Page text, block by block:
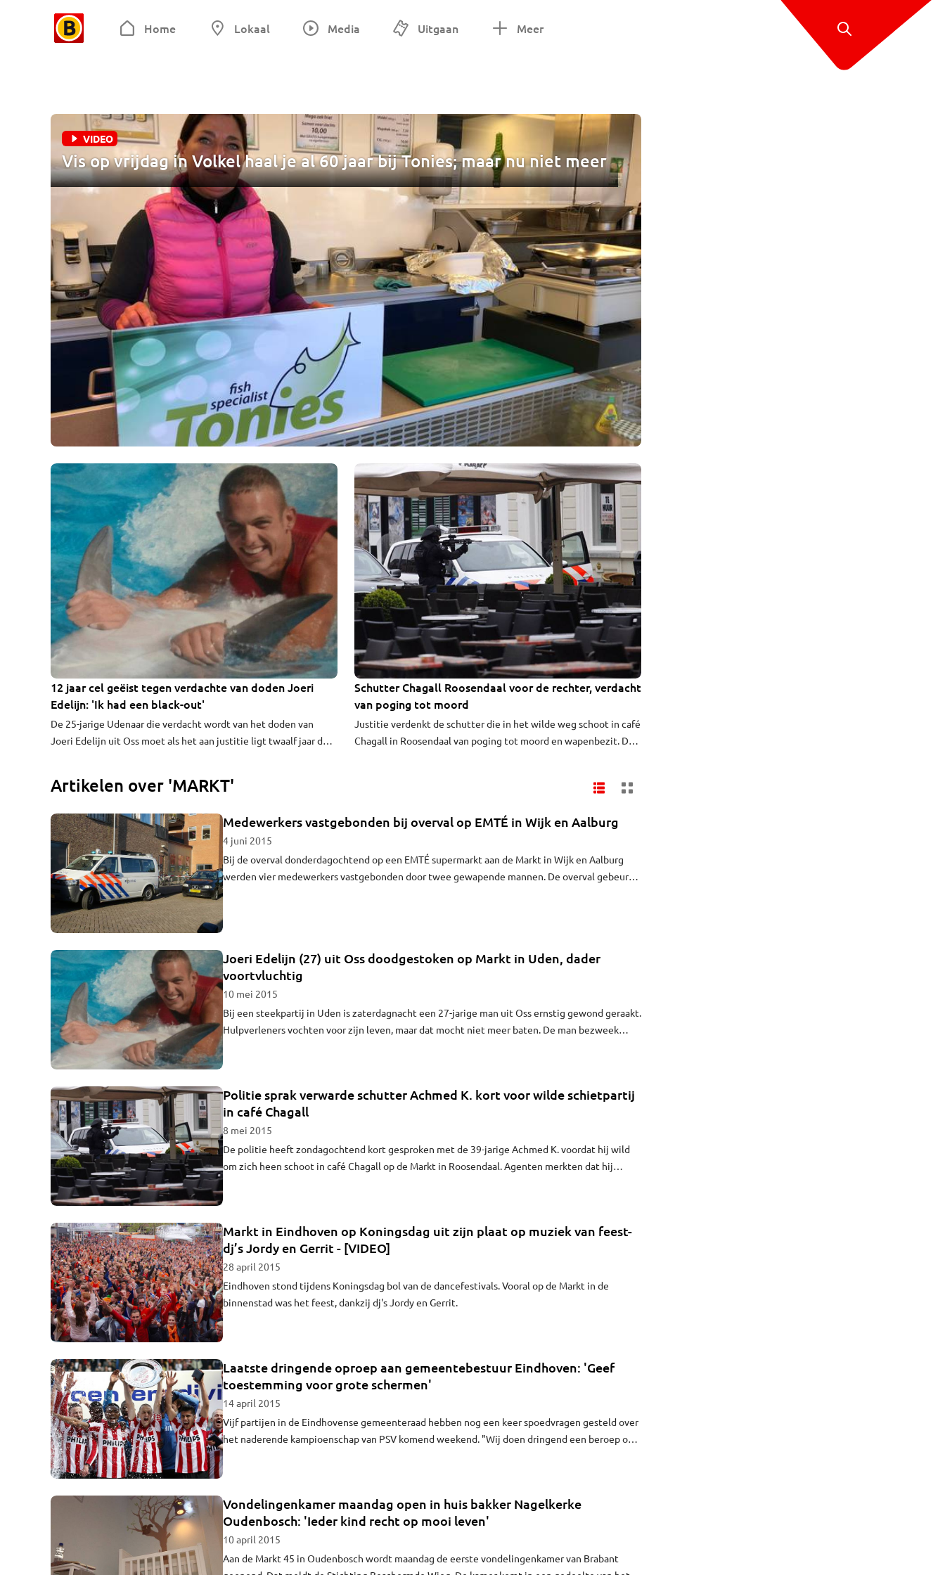
Home Lokaal Media Uitgaan Meer
VIDEO
Vis op vrijdag in Volkel haal je al 60 jaar bij Tonies; maar nu niet meer
12 jaar cel geëist tegen verdachte van doden Joeri
Edelijn: 'Ik had een black-out'
De 25-jarige Udenaar die verdacht wordt van het doden van
Joeri Edelijn uit Oss moet als het aan justitie ligt twaalf jaar de
later werd de verdachte samen met nog een medeverdachte
Schutter Chagall Roosendaal voor de rechter, verdacht
van poging tot moord
Justitie verdenkt de schutter die in het wilde weg schoot in café
Chagall in Roosendaal van poging tot moord en wapenbezit. De
Artikelen over 'MARKT'
Medewerkers vastgebonden bij overval op EMTÉ in Wijk en Aalburg
4 juni 2015
Bij de overval donderdagochtend op een EMTÉ supermarkt aan de Markt in Wijk en Aalburg
werden vier medewerkers vastgebonden door twee gewapende mannen. De overval gebeurde
Joeri Edelijn (27) uit Oss doodgestoken op Markt in Uden, dader
voortvluchtig
10 mei 2015
Bij een steekpartij in Uden is zaterdagnacht een 27-jarige man uit Oss ernstig gewond geraakt.
Hulpverleners vochten voor zijn leven, maar dat mocht niet meer baten. De man bezweek
Politie sprak verwarde schutter Achmed K. kort voor wilde schietpartij
in café Chagall
8 mei 2015
De politie heeft zondagochtend kort gesproken met de 39-jarige Achmed K. voordat hij wild
om zich heen schoot in café Chagall op de Markt in Roosendaal. Agenten merkten dat hij
Markt in Eindhoven op Koningsdag uit zijn plaat op muziek van feest-
dj’s Jordy en Gerrit - [VIDEO]
28 april 2015
Eindhoven stond tijdens Koningsdag bol van de dancefestivals. Vooral op de Markt in de
binnenstad was het feest, dankzij dj's Jordy en Gerrit.
Laatste dringende oproep aan gemeentebestuur Eindhoven: 'Geef
toestemming voor grote schermen'
14 april 2015
Vijf partijen in de Eindhovense gemeenteraad hebben nog een keer spoedvragen gesteld over
het naderende kampioenschap van PSV komend weekend. "Wij doen dringend een beroep op u
Vondelingenkamer maandag open in huis bakker Nagelkerke
Oudenbosch: 'Ieder kind recht op mooi leven'
10 april 2015
Aan de Markt 45 in Oudenbosch wordt maandag de eerste vondelingenkamer van Brabant